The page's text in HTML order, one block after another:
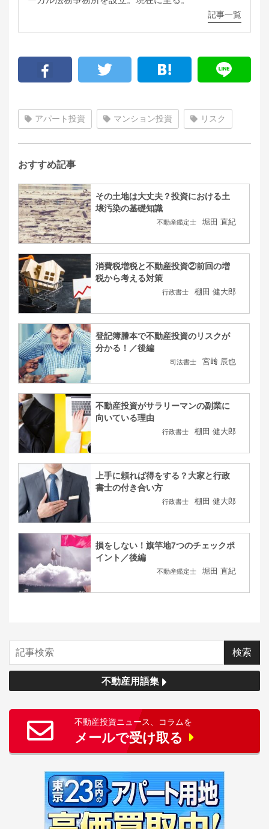
記事一覧
アパート投資 マンション投資 リスク
おすすめ記事
その土地は大丈夫？投資における土
壌汚染の基礎知識
不動産鑑定士 堀田 直紀
消費税増税と不動産投資②前回の増
税から考える対策
行政書士 棚田 健大郎
登記簿謄本で不動産投資のリスクが
分かる！／後編
司法書士 宮﨑 辰也
不動産投資がサラリーマンの副業に
向いている理由
行政書士 棚田 健大郎
上手に頼れば得をする？大家と行政
書士の付き合い方
行政書士 棚田 健大郎
損をしない！旗竿地7つのチェックポ
イント／後編
不動産鑑定士 堀田 直紀
不動産用語集
不動産投資ニュース、コラムを
メールで受け取る